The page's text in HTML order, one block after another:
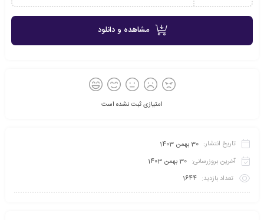
مشاهده و دانلود
امتیازی ثبت نشده است
تاریخ انتشار: 30 بهمن 1403
آخرین بروزرسانی: 30 بهمن 1403
تعداد بازدید: 1644